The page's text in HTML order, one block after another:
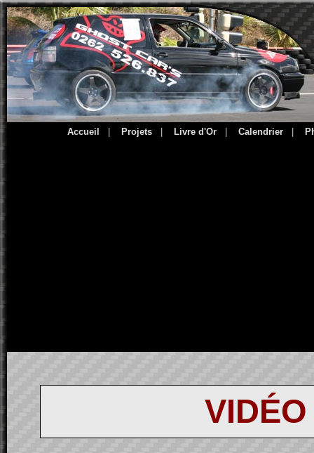
Accueil Projets Livre d'Or Calendrier